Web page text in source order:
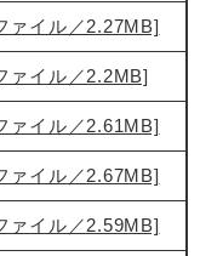
ァイル／2.27MB]
ァイル／2.2MB]
ァイル／2.61MB]
ァイル／2.67MB]
ァイル／2.59MB]